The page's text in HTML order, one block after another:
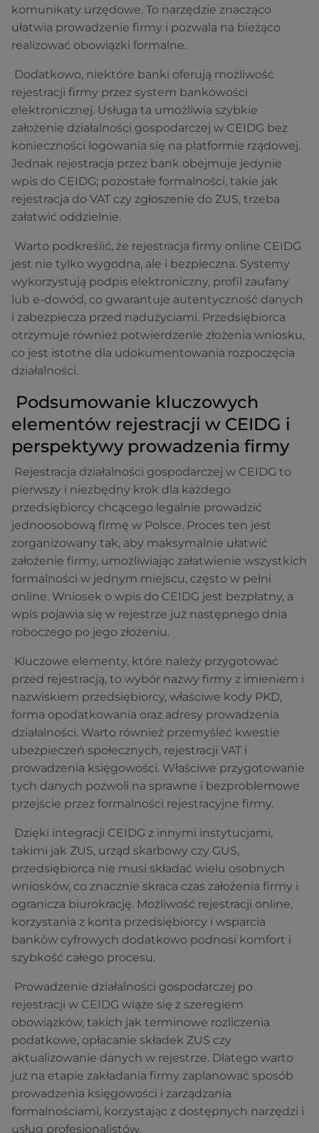
komunikaty urzędowe. To narzędzie znacząco
ułatwia prowadzenie firmy i pozwala na bieżąco
realizować obowiązki formalne.
Dodatkowo, niektóre banki oferują możliwość
rejestracji firmy przez system bankowości
elektronicznej. Usługa ta umożliwia szybkie
założenie działalności gospodarczej w CEIDG bez
konieczności logowania się na platformie rządowej.
Jednak rejestracja przez bank obejmuje jedynie
wpis do CEIDG; pozostałe formalności, takie jak
rejestracja do VAT czy zgłoszenie do ZUS, trzeba
załatwić oddzielnie.
Warto podkreślić, że rejestracja firmy online CEIDG
jest nie tylko wygodna, ale i bezpieczna. Systemy
wykorzystują podpis elektroniczny, profil zaufany
lub e-dowód, co gwarantuje autentyczność danych
i zabezpiecza przed nadużyciami. Przedsiębiorca
otrzymuje również potwierdzenie złożenia wniosku,
co jest istotne dla udokumentowania rozpoczęcia
działalności.
Podsumowanie kluczowych
elementów rejestracji w CEIDG i
perspektywy prowadzenia firmy
Rejestracja działalności gospodarczej w CEIDG to
pierwszy i niezbędny krok dla każdego
przedsiębiorcy chcącego legalnie prowadzić
jednoosobową firmę w Polsce. Proces ten jest
zorganizowany tak, aby maksymalnie ułatwić
założenie firmy, umożliwiając załatwienie wszystkich
formalności w jednym miejscu, często w pełni
online. Wniosek o wpis do CEIDG jest bezpłatny, a
wpis pojawia się w rejestrze już następnego dnia
roboczego po jego złożeniu.
Kluczowe elementy, które należy przygotować
przed rejestracją, to wybór nazwy firmy z imieniem i
nazwiskiem przedsiębiorcy, właściwe kody PKD,
forma opodatkowania oraz adresy prowadzenia
działalności. Warto również przemyśleć kwestie
ubezpieczeń społecznych, rejestracji VAT i
prowadzenia księgowości. Właściwe przygotowanie
tych danych pozwoli na sprawne i bezproblemowe
przejście przez formalności rejestracyjne firmy.
Dzięki integracji CEIDG z innymi instytucjami,
takimi jak ZUS, urząd skarbowy czy GUS,
przedsiębiorca nie musi składać wielu osobnych
wniosków, co znacznie skraca czas założenia firmy i
ogranicza biurokrację. Możliwość rejestracji online,
korzystania z konta przedsiębiorcy i wsparcia
banków cyfrowych dodatkowo podnosi komfort i
szybkość całego procesu.
Prowadzenie działalności gospodarczej po
rejestracji w CEIDG wiąże się z szeregiem
obowiązków, takich jak terminowe rozliczenia
podatkowe, opłacanie składek ZUS czy
aktualizowanie danych w rejestrze. Dlatego warto
już na etapie zakładania firmy zaplanować sposób
prowadzenia księgowości i zarządzania
formalnościami, korzystając z dostępnych narzędzi i
usług profesjonalistów.